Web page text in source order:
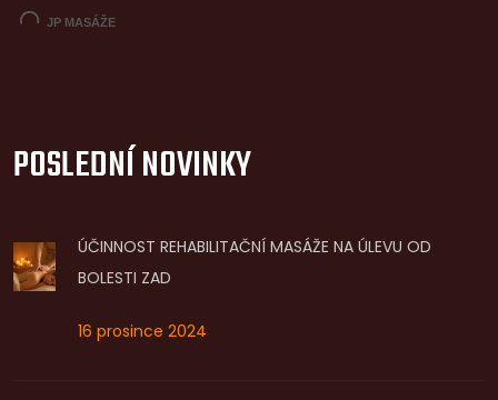
POSLEDNÍ NOVINKY
ÚČINNOST REHABILITAČNÍ MASÁŽE NA ÚLEVU OD
BOLESTI ZAD
16 prosince 2024